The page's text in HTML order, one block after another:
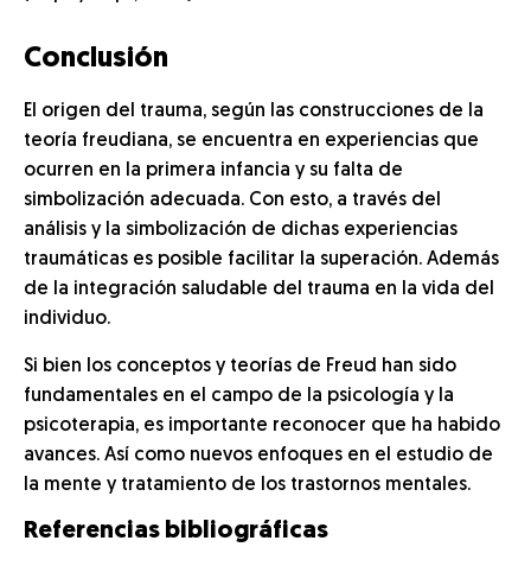
Conclusión
El origen del trauma, según las construcciones de la
teoría freudiana, se encuentra en experiencias que
ocurren en la primera infancia y su falta de
simbolización adecuada. Con esto, a través del
análisis y la simbolización de dichas experiencias
traumáticas es posible facilitar la superación. Además
de la integración saludable del trauma en la vida del
individuo.
Si bien los conceptos y teorías de Freud han sido
fundamentales en el campo de la psicología y la
psicoterapia, es importante reconocer que ha habido
avances. Así como nuevos enfoques en el estudio de
la mente y tratamiento de los trastornos mentales.
Referencias bibliográficas